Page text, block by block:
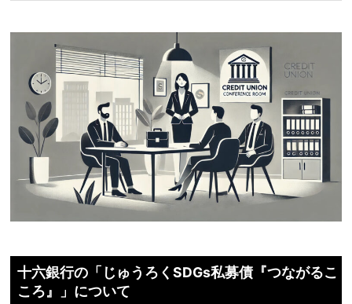
十六銀行の「じゅうろくSDGs私募債『つながるこ
ころ』」について